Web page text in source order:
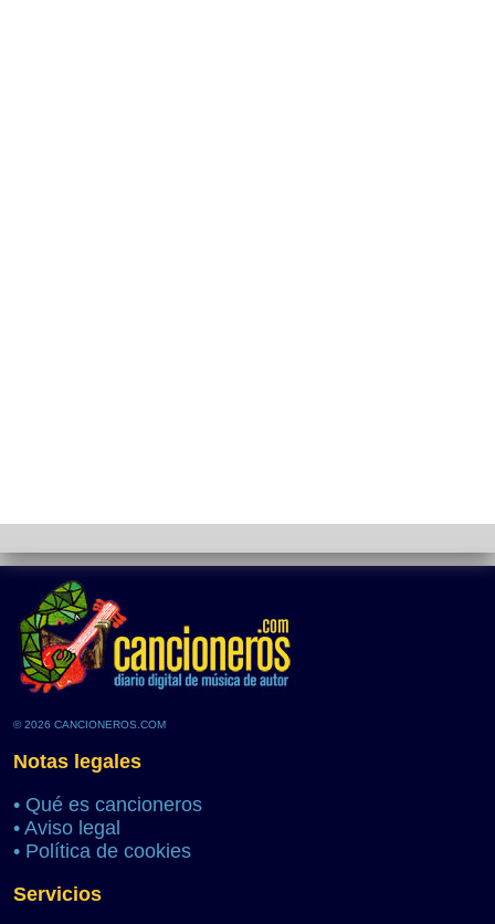
© 2026 CANCIONEROS.COM
Notas legales
• Qué es cancioneros
• Aviso legal
• Política de cookies
Servicios